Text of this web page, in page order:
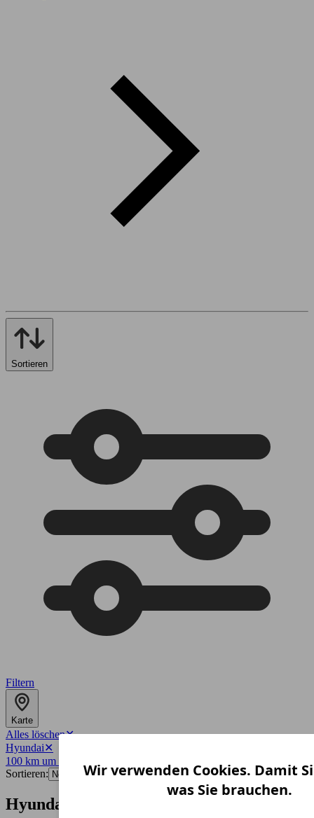
Wir verwenden Cookies. Damit
was Sie brauchen.
Sortieren
Filtern
Karte
Alles löschen✕
Hyundai✕
100 km um 41061
Sortieren:
Hyundai-Angebote in Mönchengladbach